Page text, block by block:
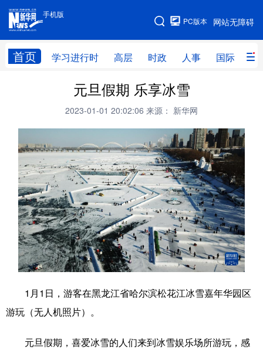
手机版
网站无障碍
PC版本
首页 学习进行时 高层 时政 人事 国际 财
手机版
网站地图
高层 时政
财经 网评
全球连线 教育
科技 科创 量子 体育
文化 书画 健康 军事
访谈 视频 图片 政务
法律 中央文件 金融 汽车
食品 人居 信息化 数字经济
城市
元旦假期 乐享冰雪
2023-01-01 20:02:06 来源： 新华网
1月1日，游客在黑龙江省哈尔滨松花江冰雪嘉年华园区
游玩（无人机照片）。
元旦假期，喜爱冰雪的人们来到冰雪娱乐场所游玩，感